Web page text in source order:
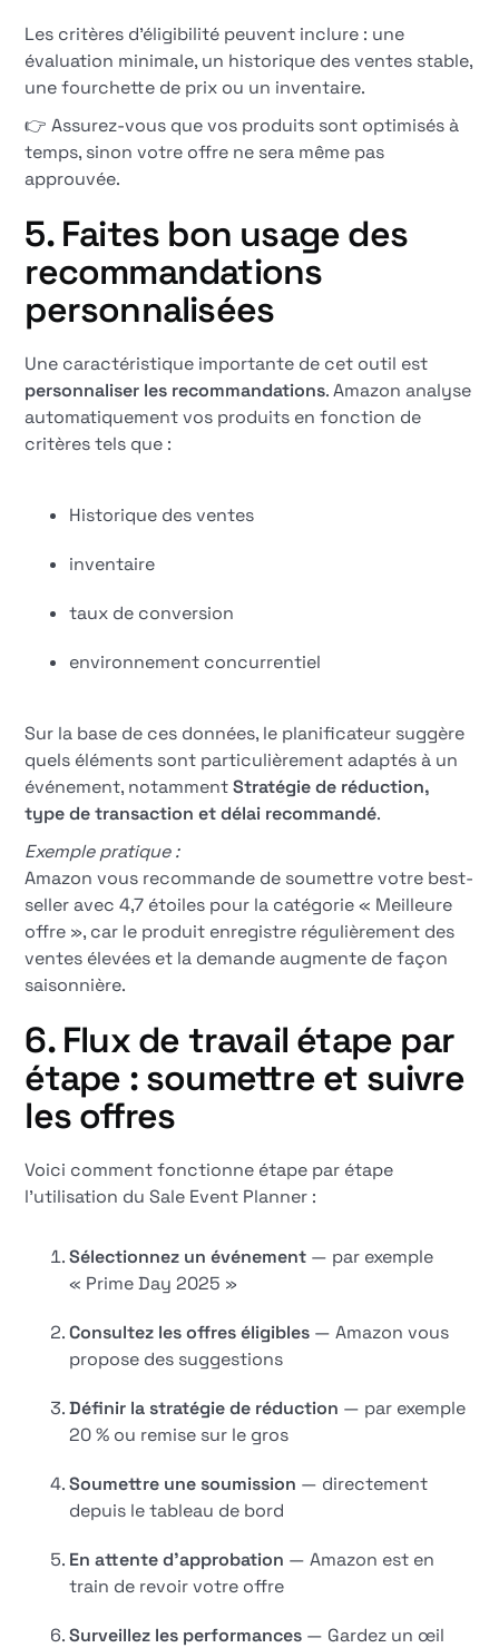
Les critères d'éligibilité peuvent inclure : une
évaluation minimale, un historique des ventes stable,
une fourchette de prix ou un inventaire.
👉 Assurez-vous que vos produits sont optimisés à
temps, sinon votre offre ne sera même pas
approuvée.
5. Faites bon usage des
recommandations
personnalisées
Une caractéristique importante de cet outil est
personnaliser les recommandations. Amazon analyse
automatiquement vos produits en fonction de
critères tels que :
Historique des ventes
inventaire
taux de conversion
environnement concurrentiel
Sur la base de ces données, le planificateur suggère
quels éléments sont particulièrement adaptés à un
événement, notammentStratégie de réduction,
type de transaction et délai recommandé.
Exemple pratique :
Amazon vous recommande de soumettre votre best-
seller avec 4,7 étoiles pour la catégorie « Meilleure
offre », car le produit enregistre régulièrement des
ventes élevées et la demande augmente de façon
saisonnière.
6. Flux de travail étape par
étape : soumettre et suivre
les offres
Voici comment fonctionne étape par étape
l'utilisation du Sale Event Planner :
Sélectionnez un événement — par exemple
« Prime Day 2025 »
Consultez les offres éligibles — Amazon vous
propose des suggestions
Définir la stratégie de réduction — par exemple
20 % ou remise sur le gros
Soumettre une soumission — directement
depuis le tableau de bord
En attente d'approbation — Amazon est en
train de revoir votre offre
Surveillez les performances — Gardez un œil